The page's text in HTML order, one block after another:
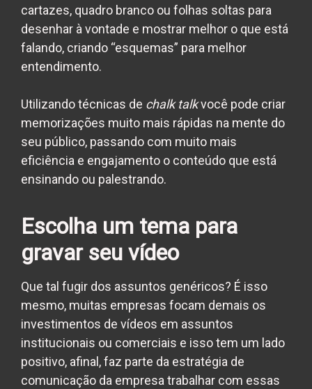
cartazes, quadro branco ou folhas soltas para
desenhar à vontade e mostrar melhor o que está
falando, criando “esquemas” para melhor
entendimento.
Utilizando técnicas de chalk talkvocê pode criar
memorizações muito mais rápidas na mente do
seu público, passando com muito mais
eficiência e engajamento o conteúdo que está
ensinando ou palestrando.
Escolha um tema para
gravar seu vídeo
Que tal fugir dos assuntos genéricos? É isso
mesmo, muitas empresas focam demais os
investimentos de vídeos em assuntos
institucionais ou comerciais e isso tem um lado
positivo, afinal, faz parte da estratégia de
comunicação da empresa trabalhar com essas